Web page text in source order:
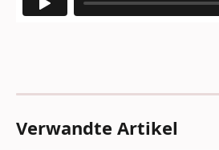
Verwandte Artikel